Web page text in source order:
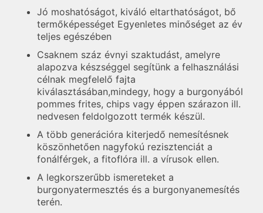
Jó moshatóságot, kiváló eltarthatóságot, bő
termőképességet Egyenletes minőséget az év
teljes egészében
Csaknem száz évnyi szaktudást, amelyre
alapozva készséggel segítünk a felhasználási
célnak megfelelő fajta
kiválasztásában,mindegy, hogy a burgonyából
pommes frites, chips vagy éppen szárazon ill.
nedvesen feldolgozott termék készül.
A több generációra kiterjedő nemesítésnek
köszönhetően nagyfokú rezisztenciát a
fonálférgek, a fitoflóra ill. a vírusok ellen.
A legkorszerűbb ismereteket a
burgonyatermesztés és a burgonyanemesítés
terén.